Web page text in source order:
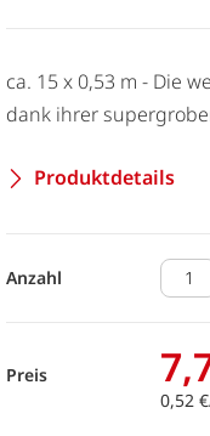
ca. 15 x 0,53 m - Die
dank ihrer
Produktdetails
Anzahl
Preis
0,52 €